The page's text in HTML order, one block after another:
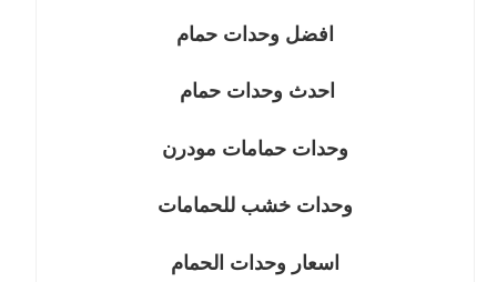
افضل وحدات حمام
احدث وحدات حمام
وحدات حمامات مودرن
وحدات خشب للحمامات
اسعار وحدات الحمام